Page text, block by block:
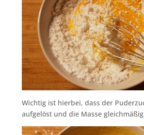
Wichtig ist hierbei, dass der
aufgelöst und die Masse